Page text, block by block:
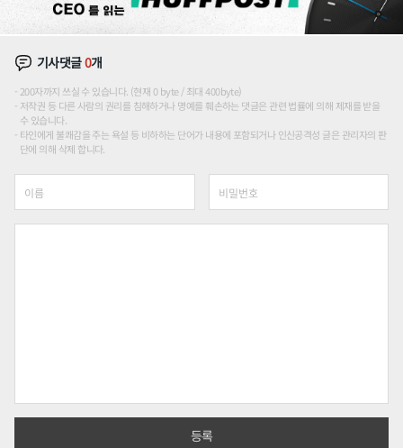
기사댓글0개
200자까지 쓰실 수 있습니다. (현재 0 byte / 최대 400byte)
저작권 등 다른 사람의 권리를 침해하거나 명예를 훼손하는 댓글은 관련 법률에 의해 제재를 받을
수 있습니다.
타인에게 불쾌감을 주는 욕설 등 비하하는 단어가 내용에 포함되거나 인신공격성 글은 관리자의 판
단에 의해 삭제 합니다.